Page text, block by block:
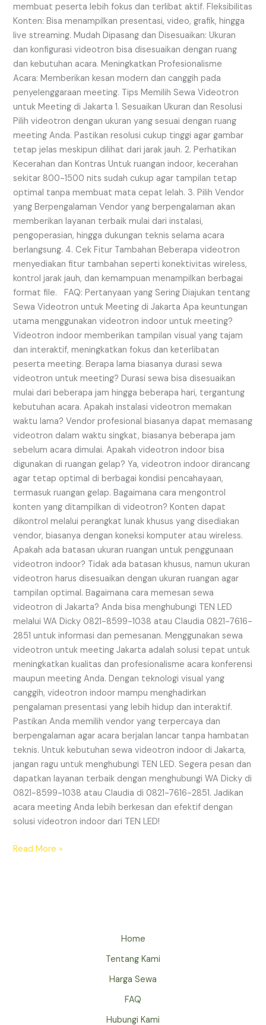
membuat peserta lebih fokus dan terlibat aktif. Fleksibilitas
Konten: Bisa menampilkan presentasi, video, grafik, hingga
live streaming. Mudah Dipasang dan Disesuaikan: Ukuran
dan konfigurasi videotron bisa disesuaikan dengan ruang
dan kebutuhan acara. Meningkatkan Profesionalisme
Acara: Memberikan kesan modern dan canggih pada
penyelenggaraan meeting. Tips Memilih Sewa Videotron
untuk Meeting di Jakarta 1. Sesuaikan Ukuran dan Resolusi
Pilih videotron dengan ukuran yang sesuai dengan ruang
meeting Anda. Pastikan resolusi cukup tinggi agar gambar
tetap jelas meskipun dilihat dari jarak jauh. 2. Perhatikan
Kecerahan dan Kontras Untuk ruangan indoor, kecerahan
sekitar 800-1500 nits sudah cukup agar tampilan tetap
optimal tanpa membuat mata cepat lelah. 3. Pilih Vendor
yang Berpengalaman Vendor yang berpengalaman akan
memberikan layanan terbaik mulai dari instalasi,
pengoperasian, hingga dukungan teknis selama acara
berlangsung. 4. Cek Fitur Tambahan Beberapa videotron
menyediakan fitur tambahan seperti konektivitas wireless,
kontrol jarak jauh, dan kemampuan menampilkan berbagai
format file. FAQ: Pertanyaan yang Sering Diajukan tentang
Sewa Videotron untuk Meeting di Jakarta Apa keuntungan
utama menggunakan videotron indoor untuk meeting?
Videotron indoor memberikan tampilan visual yang tajam
dan interaktif, meningkatkan fokus dan keterlibatan
peserta meeting. Berapa lama biasanya durasi sewa
videotron untuk meeting? Durasi sewa bisa disesuaikan
mulai dari beberapa jam hingga beberapa hari, tergantung
kebutuhan acara. Apakah instalasi videotron memakan
waktu lama? Vendor profesional biasanya dapat memasang
videotron dalam waktu singkat, biasanya beberapa jam
sebelum acara dimulai. Apakah videotron indoor bisa
digunakan di ruangan gelap? Ya, videotron indoor dirancang
agar tetap optimal di berbagai kondisi pencahayaan,
termasuk ruangan gelap. Bagaimana cara mengontrol
konten yang ditampilkan di videotron? Konten dapat
dikontrol melalui perangkat lunak khusus yang disediakan
vendor, biasanya dengan koneksi komputer atau wireless.
Apakah ada batasan ukuran ruangan untuk penggunaan
videotron indoor? Tidak ada batasan khusus, namun ukuran
videotron harus disesuaikan dengan ukuran ruangan agar
tampilan optimal. Bagaimana cara memesan sewa
videotron di Jakarta? Anda bisa menghubungi TEN LED
melalui WA Dicky 0821-8599-1038 atau Claudia 0821-7616-
2851 untuk informasi dan pemesanan. Menggunakan sewa
videotron untuk meeting Jakarta adalah solusi tepat untuk
meningkatkan kualitas dan profesionalisme acara konferensi
maupun meeting Anda. Dengan teknologi visual yang
canggih, videotron indoor mampu menghadirkan
pengalaman presentasi yang lebih hidup dan interaktif.
Pastikan Anda memilih vendor yang terpercaya dan
berpengalaman agar acara berjalan lancar tanpa hambatan
teknis. Untuk kebutuhan sewa videotron indoor di Jakarta,
jangan ragu untuk menghubungi TEN LED. Segera pesan dan
dapatkan layanan terbaik dengan menghubungi WA Dicky di
0821-8599-1038 atau Claudia di 0821-7616-2851. Jadikan
acara meeting Anda lebih berkesan dan efektif dengan
solusi videotron indoor dari TEN LED!
Read More »
Home
Tentang Kami
Harga Sewa
FAQ
Hubungi Kami